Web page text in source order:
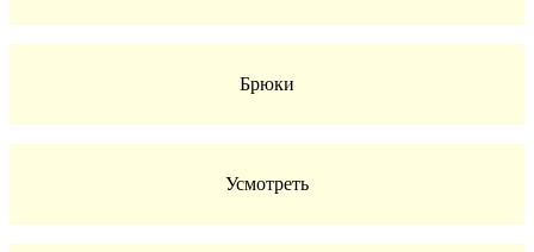
Брюки
Усмотреть